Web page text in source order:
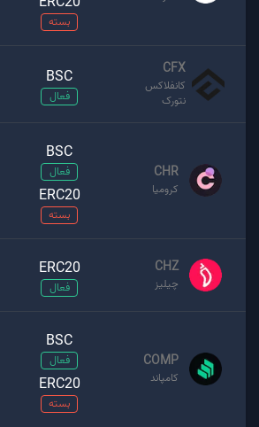
بسته
CFX
کانفلاکس
نتورک
BSC
فعال
CHR
کرومیا
BSC
فعال
ERC20
بسته
CHZ
چیلیز
ERC20
فعال
COMP
کامپاند
BSC
فعال
ERC20
بسته